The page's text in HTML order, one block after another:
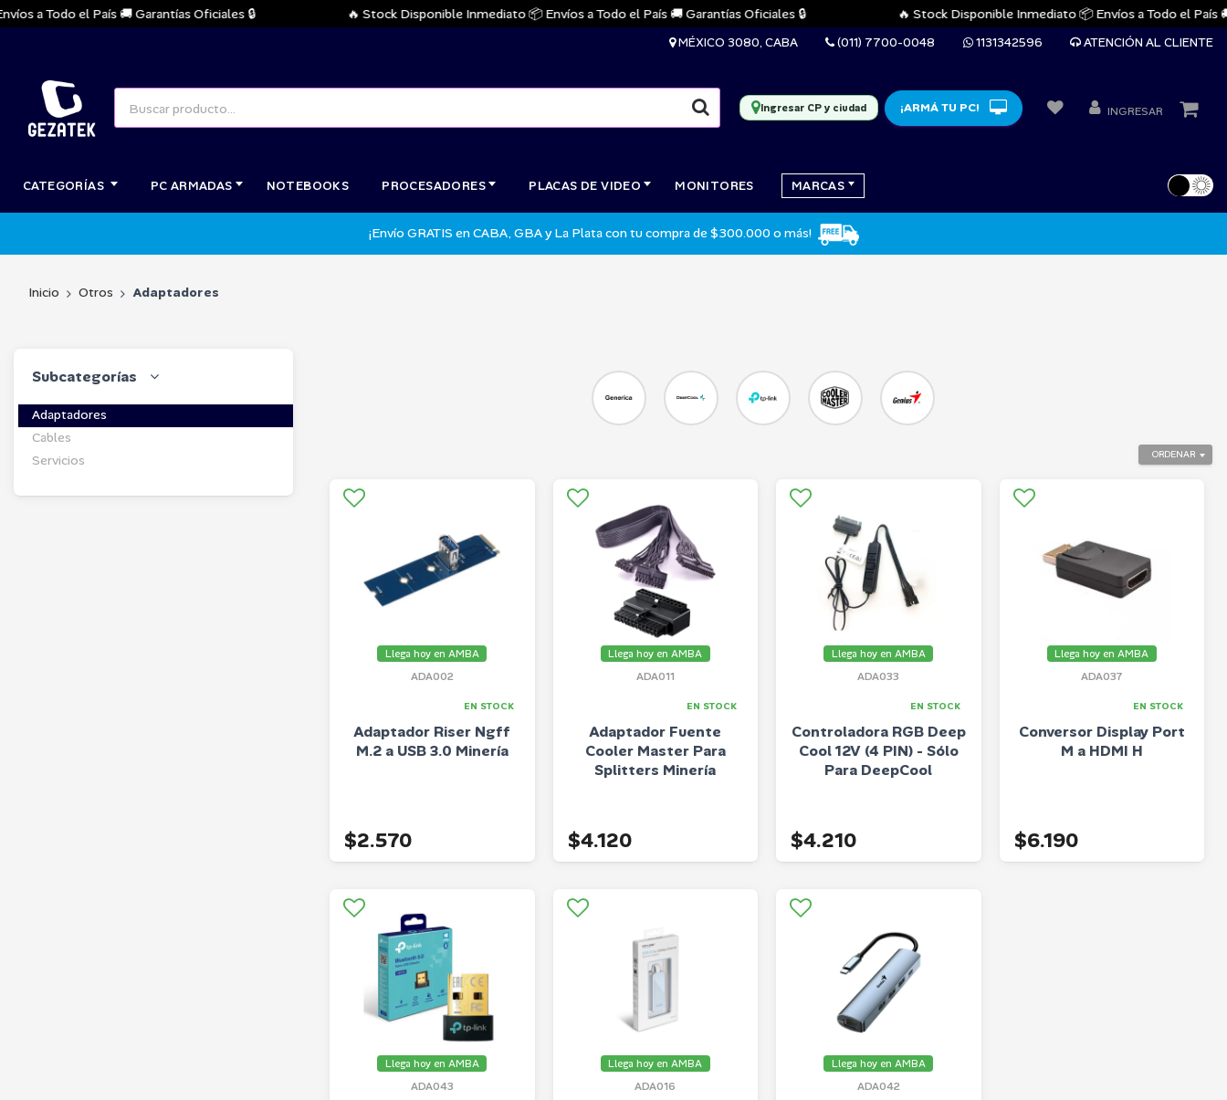
Todo el País 🚚 Garantías Oficiales 🔒 🔥 Stock Disponible Inmediato 📦 Envíos a Todo el País 🚚 Garantías Oficiales 🔒 🔥 Stock Disponible Inmediato 📦 Envíos a Todo el País 🚚
MÉXICO 3080, CABA (011) 7700-0048 1131342596 ATENCIÓN AL CLIENTE
Ingresar CP y ciudad ¡ARMÁ TU PC! INGRESAR
CATEGORÍAS PC ARMADAS NOTEBOOKS PROCESADORES PLACAS DE VIDEO MONITORES MARCAS
¡Envío GRATIS en CABA, GBA y La Plata con tu compra de $300.000 o más!
Inicio Otros Adaptadores
Subcategorías
Adaptadores
Cables
Servicios
ORDENAR
Llega hoy en AMBA
ADA002
EN STOCK
Adaptador Riser Ngff
M.2 a USB 3.0 Minería
$2.570
Llega hoy en AMBA
ADA011
EN STOCK
Adaptador Fuente
Cooler Master Para
Splitters Minería
$4.120
Llega hoy en AMBA
ADA033
EN STOCK
Controladora RGB Deep
Cool 12V (4 PIN) - Sólo
Para DeepCool
$4.210
Llega hoy en AMBA
ADA037
EN STOCK
Conversor Display Port
M a HDMI H
$6.190
Llega hoy en AMBA
ADA043
Llega hoy en AMBA
ADA016
Llega hoy en AMBA
ADA042